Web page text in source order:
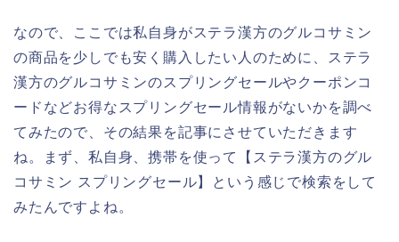
なので、ここでは私自身がステラ漢方のグルコサミン
の商品を少しでも安く購入したい人のために、ステラ
漢方のグルコサミンのスプリングセールやクーポンコ
ードなどお得なスプリングセール情報がないかを調べ
てみたので、その結果を記事にさせていただきます
ね。まず、私自身、携帯を使って【ステラ漢方のグル
コサミン スプリングセール】という感じで検索をして
みたんですよね。